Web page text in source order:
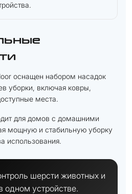
оснащен набором насадок
уборки, включая ковры,
места.
для домов с домашними
мощную и стабильную уборку
использования.
шерсти животных и
одном устройстве.